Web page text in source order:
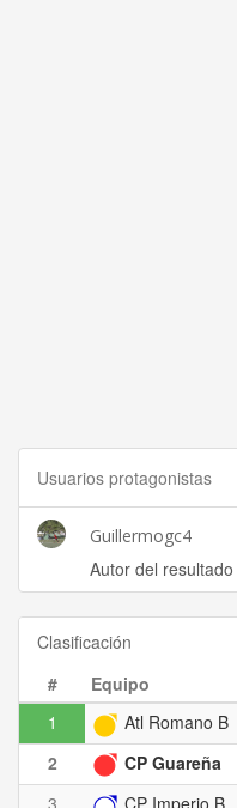
Usuarios protagonistas
Guillermogc4
Autor del resultado
Clasificación
#
Equipo
1
Atl Romano B
2
CP Guareña